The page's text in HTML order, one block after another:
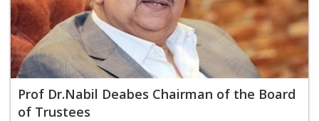
Prof Dr.Nabil Deabes Chairman of the Board
of Trustees